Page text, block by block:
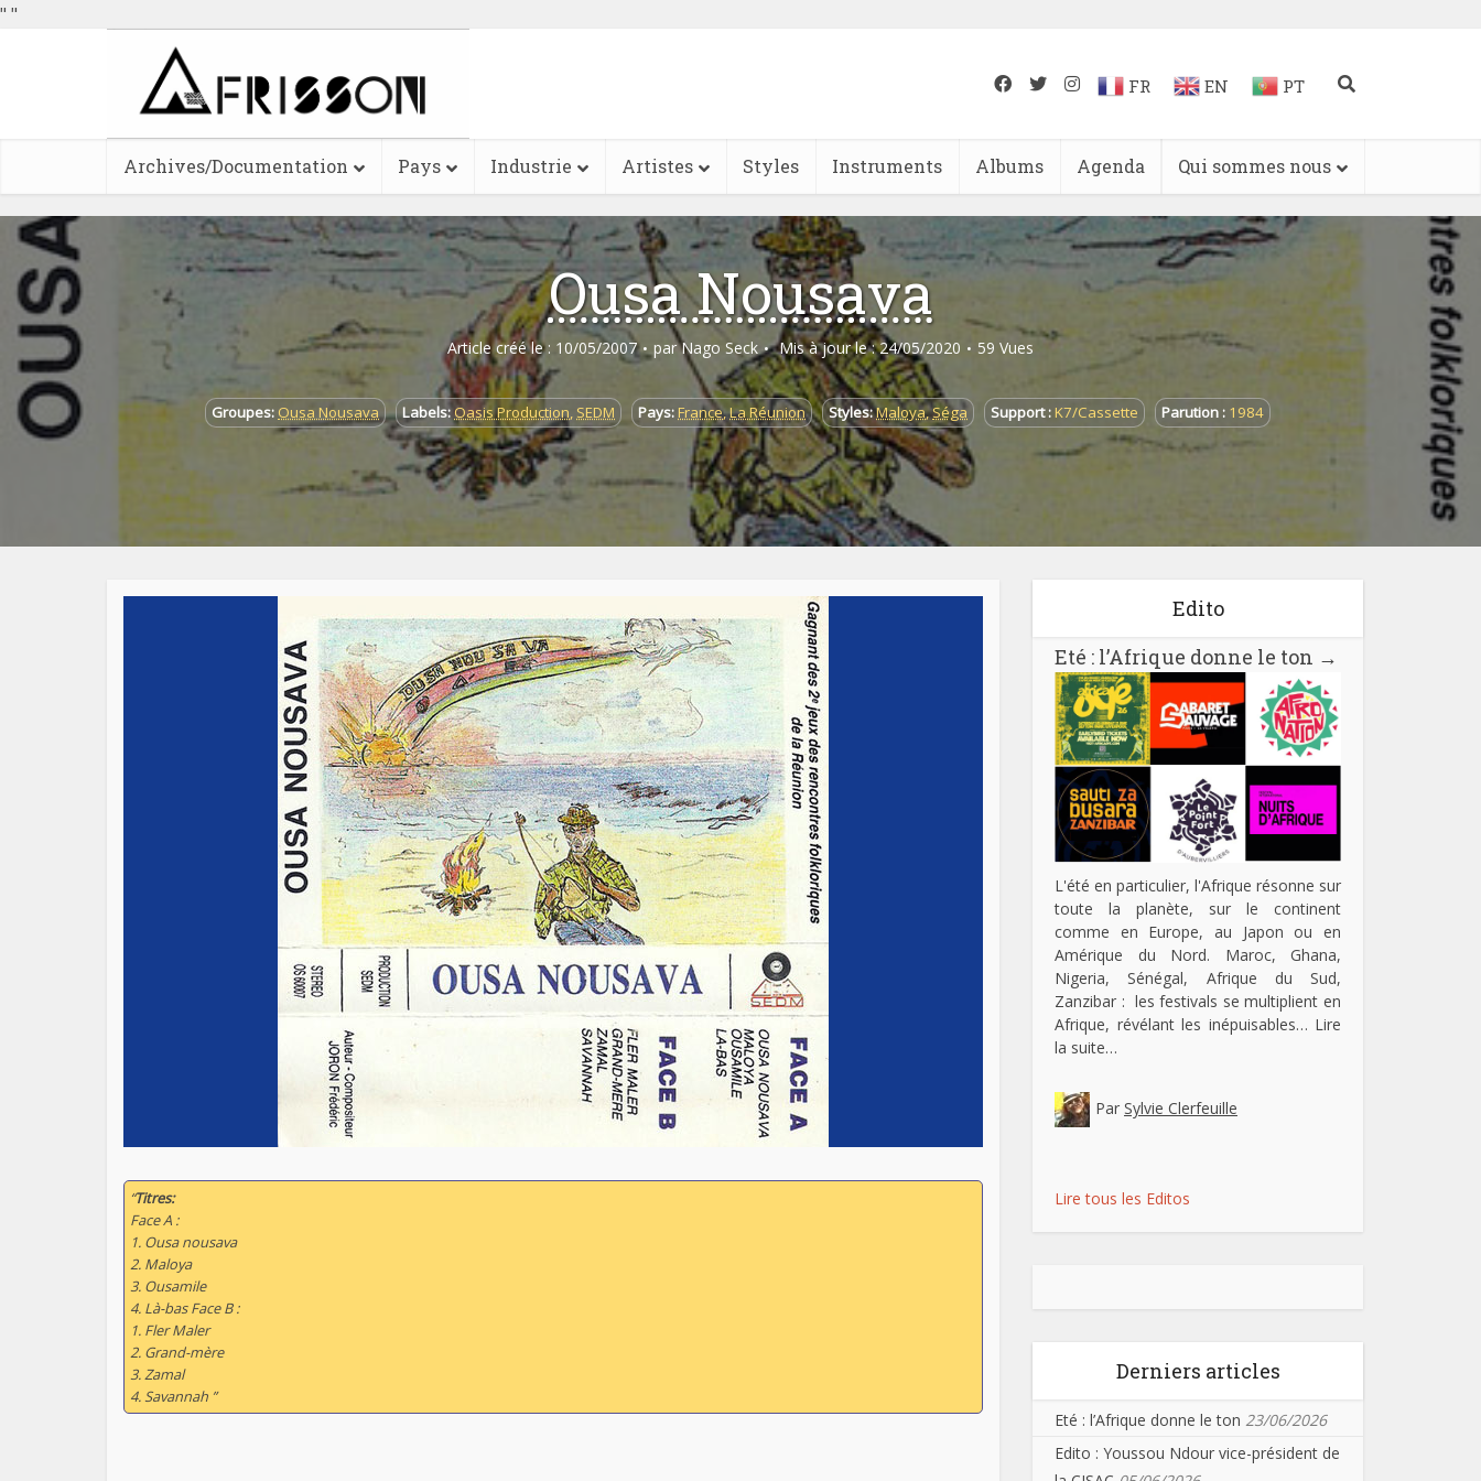
" "
FR EN PT
Archives/Documentation Pays Industrie Artistes Styles Instruments Albums Agenda Qui sommes nous
Ousa Nousava
Article créé le : 10/05/2007 par Nago Seck Mis à jour le : 24/05/2020 59 Vues
Groupes: Ousa Nousava Labels: Oasis Production, SEDM Pays:France,La Réunion Styles:Maloya,Séga Support :K7/Cassette Parution : 1984
“Titres:
Face A :
1. Ousa nousava
2. Maloya
3. Ousamile
4. Là-bas Face B :
1. Fler Maler
2. Grand-mère
3. Zamal
4. Savannah ”
Edito
Eté : l’Afrique donne le ton →
L'été en particulier, l'Afrique résonne sur
toute la planète, sur le continent
comme en Europe, au Japon ou en
Amérique du Nord. Maroc, Ghana,
Nigeria, Sénégal, Afrique du Sud,
Zanzibar : les festivals se multiplient en
Afrique, révélant les inépuisables… Lire
la suite…
Par Sylvie Clerfeuille
Lire tous les Editos
Derniers articles
Eté : l’Afrique donne le ton 23/06/2026
Edito : Youssou Ndour vice-président de